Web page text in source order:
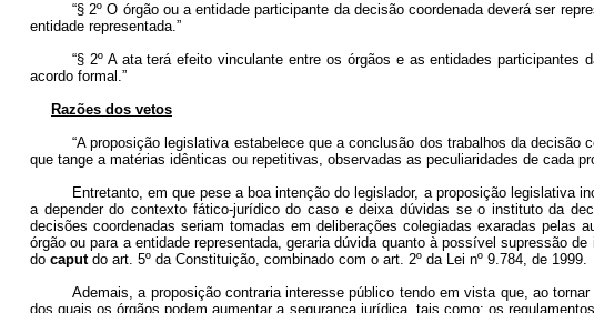
“§ 2º O órgão ou a entidade participante da decisão coordenada deverá ser
entidade representada.”
“§ 2º A ata terá efeito vinculante entre os órgãos e as entidades
acordo formal.”
Razões dos vetos
“A proposição legislativa estabelece que a conclusão dos trabalhos da
que tange a matérias idênticas ou repetitivas, observadas as peculiaridades de cada
Entretanto, em que pese a boa intenção do legislador, a proposição legislativa
a depender do contexto fático-jurídico do caso e deixa dúvidas se o instituto da
decisões coordenadas seriam tomadas em deliberações colegiadas exaradas pelas
órgão ou para a entidade representada, geraria dúvida quanto à possível supressão
do caput do art. 5º da Constituição, combinado com o art. 2º da Lei nº 9.784, de 1999.
Ademais, a proposição contraria interesse público tendo em vista que, ao
dos quais os órgãos podem aumentar a segurança jurídica, tais como: os